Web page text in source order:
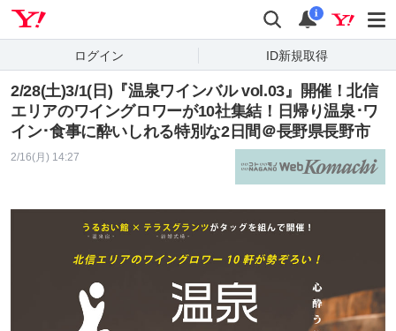
検索 通知
i
ログイン ID新規取得
2/28(土)3/1(日)『温泉ワインバル vol.03』開催！北信
エリアのワイングロワーが10社集結！日帰り温泉･ワ
イン･食事に酔いしれる特別な2日間＠長野県長野市
2/16(月) 14:27